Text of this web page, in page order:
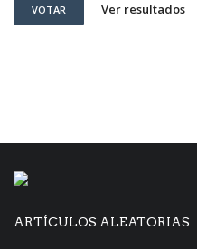
VOTAR Ver resultados
ARTÍCULOS ALEATORIAS